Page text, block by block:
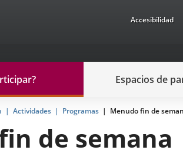
Accesibilidad
Espacios de
Actividades Programas Menudo fin de
de semana